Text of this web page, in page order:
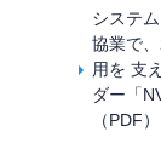
システ
協業で
用を 支
ダー「
（PDF）